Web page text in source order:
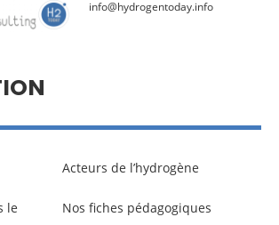
info@hydrogentoday.info
le
Acteurs de l’hydrogène
Nos fiches pédagogiques